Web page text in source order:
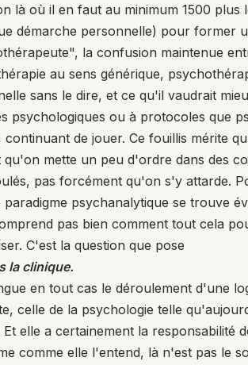
là où il en faut au minimum 1500 plus
démarche personnelle) pour former
la confusion maintenue
au sens générique,
sans le dire, et ce qu'il vaudrait
psychologiques ou à protocoles que
continuant de jouer. Ce fouillis mérite
qu'on mette un peu d'ordre dans des
pas forcément qu'on s'y attarde.
paradigme psychanalytique se trouve
pas bien comment tout cela
C'est la question que pose
la clinique.
en tout cas le déroulement d'une
celle de la psychologie telle
elle a certainement la responsabilité
comme elle l'entend, là n'est pas le